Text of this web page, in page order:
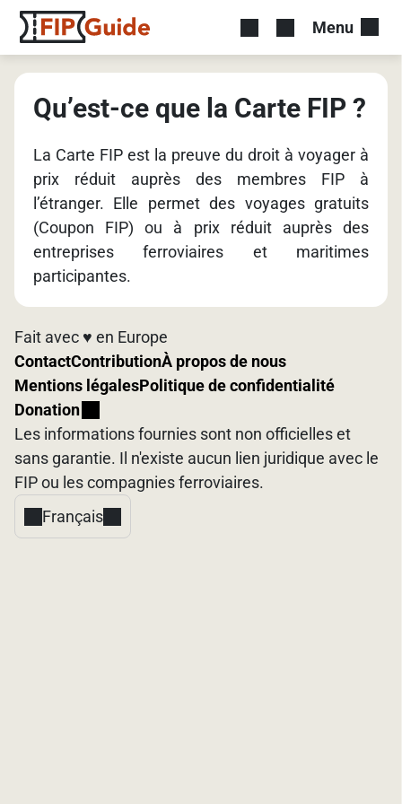
Menu
Qu’est-ce que la Carte FIP ?
La Carte FIP est la preuve du droit à voyager à
prix réduit auprès des membres FIP à
l’étranger. Elle permet des voyages gratuits
(Coupon FIP) ou à prix réduit auprès des
entreprises ferroviaires et maritimes
participantes.
Fait avec ♥️ en Europe
ContactContributionÀ propos de nous
Mentions légalesPolitique de confidentialité
Donation
Les informations fournies sont non officielles et
sans garantie. Il n'existe aucun lien juridique avec le
FIP ou les compagnies ferroviaires.
Français